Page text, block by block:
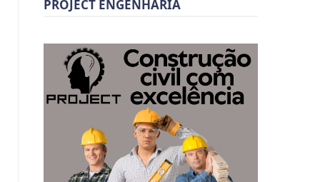
PROJECT ENGENHARIA